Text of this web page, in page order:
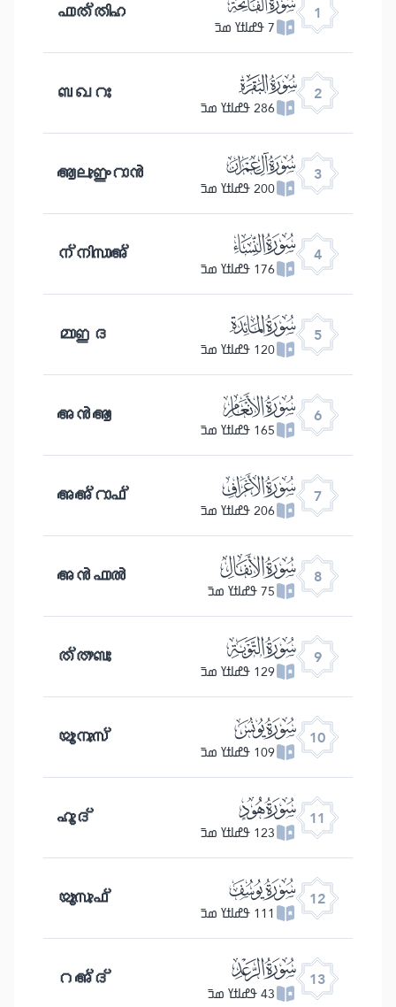
1
7 ߟߝߊߙߌ ߘߏ߫ ഫാത്തിഹ
2 ﮎ
286 ߟߝߊߙߌ ߘߏ߫ ബഖറഃ
3 ﮏ
200 ߟߝߊߙߌ ߘߏ߫ ആലുഇംറാൻ
4 ﮐ
176 ߟߝߊߙߌ ߘߏ߫ ന്നിസാഅ്
5 ﮑ
120 ߟߝߊߙߌ ߘߏ߫ മാഇദ
6 ﮒ
165 ߟߝߊߙߌ ߘߏ߫ അൻആം
7 ﮓ
206 ߟߝߊߙߌ ߘߏ߫ അഅ്റാഫ്
8 ﮔ
75 ߟߝߊߙߌ ߘߏ߫ അൻഫാൽ
9 ﮕ
129 ߟߝߊߙߌ ߘߏ߫ ത്തൗബഃ
10 ﮖ
109 ߟߝߊߙߌ ߘߏ߫ യൂനുസ്
11 ﮗ
123 ߟߝߊߙߌ ߘߏ߫ ഹൂദ്
12 ﮘ
111 ߟߝߊߙߌ ߘߏ߫ യൂസുഫ്
13 ﮙ
43 ߟߝߊߙߌ ߘߏ߫ റഅ്ദ്